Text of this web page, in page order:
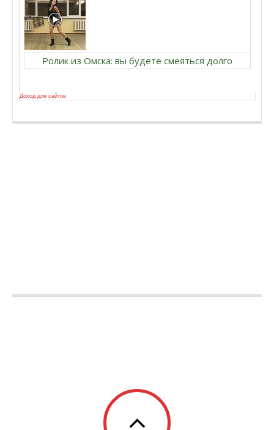
Ролик из Омска: вы будете смеяться долго
Доход для сайтов